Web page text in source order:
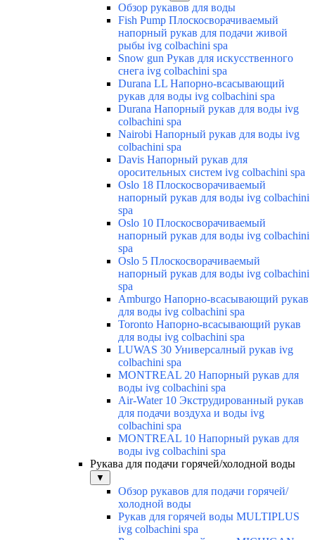
Обзор рукавов для воды
Fish Pump Плоскосворачиваемый
напорный рукав для подачи живой
рыбы ivg colbachini spa
Snow gun Рукав для искусственного
снега ivg colbachini spa
Durana LL Напорно-всасывающий
рукав для воды ivg colbachini spa
Durana Напорный рукав для воды ivg
colbachini spa
Nairobi Напорный рукав для воды ivg
colbachini spa
Davis Напорный рукав для
оросительных систем ivg colbachini spa
Oslo 18 Плоскосворачиваемый
напорный рукав для воды ivg colbachini
spa
Oslo 10 Плоскосворачиваемый
напорный рукав для воды ivg colbachini
spa
Oslo 5 Плоскосворачиваемый
напорный рукав для воды ivg colbachini
spa
Amburgo Напорно-всасывающий рукав
для воды ivg colbachini spa
Toronto Напорно-всасывающий рукав
для воды ivg colbachini spa
LUWAS 30 Универсалный рукав ivg
colbachini spa
MONTREAL 20 Напорный рукав для
воды ivg colbachini spa
Air-Water 10 Экструдированный рукав
для подачи воздуха и воды ivg
colbachini spa
MONTREAL 10 Напорный рукав для
воды ivg colbachini spa
Рукава для подачи горячей/холодной воды
▼
Обзор рукавов для подачи горячей/
холодной воды
Рукав для горячей воды MULTIPLUS
ivg colbachini spa